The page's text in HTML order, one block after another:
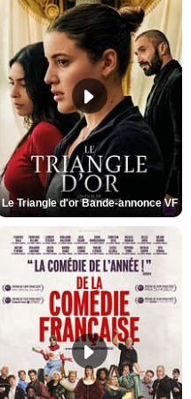
Le Triangle d'or Bande-annonce VF